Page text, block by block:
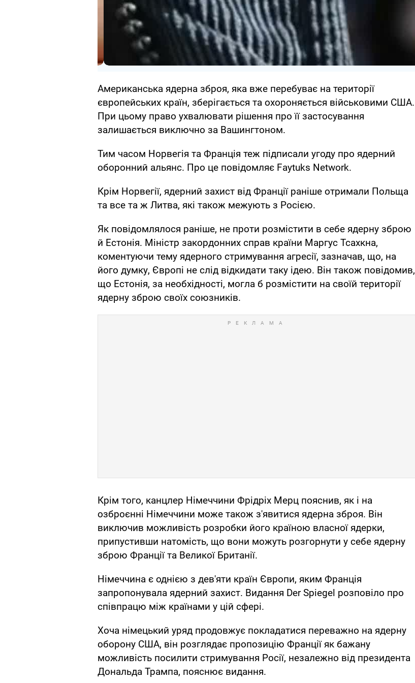
Американська ядерна зброя, яка вже перебуває на території
європейських країн, зберігається та охороняється військовими США.
При цьому право ухвалювати рішення про її застосування
залишається виключно за Вашингтоном.
Тим часом Норвегія та Франція теж підписали угоду про ядерний
оборонний альянс. Про це повідомляє Faytuks Network.
Крім Норвегії, ядерний захист від Франції раніше отримали Польща
та все та ж Литва, які також межують з Росією.
Як повідомлялося раніше, не проти розмістити в себе ядерну зброю
й Естонія. Міністр закордонних справ країни Маргус Тсахкна,
коментуючи тему ядерного стримування агресії, зазначав, що, на
його думку, Європі не слід відкидати таку ідею. Він також повідомив,
що Естонія, за необхідності, могла б розмістити на своїй території
ядерну зброю своїх союзників.
Крім того, канцлер Німеччини Фрідріх Мерц пояснив, як і на
озброєнні Німеччини може також з'явитися ядерна зброя. Він
виключив можливість розробки його країною власної ядерки,
припустивши натомість, що вони можуть розгорнути у себе ядерну
зброю Франції та Великої Британії.
Німеччина є однією з дев'яти країн Європи, яким Франція
запропонувала ядерний захист. Видання Der Spiegel розповіло про
співпрацю між країнами у цій сфері.
Хоча німецький уряд продовжує покладатися переважно на ядерну
оборону США, він розглядає пропозицію Франції як бажану
можливість посилити стримування Росії, незалежно від президента
Дональда Трампа, пояснює видання.